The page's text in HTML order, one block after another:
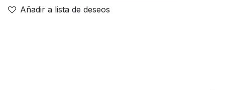
Añadir a lista de deseos